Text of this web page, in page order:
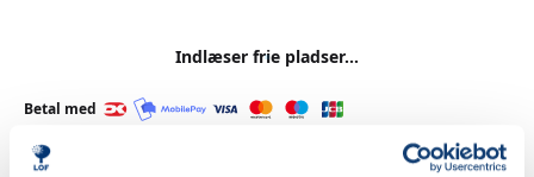
Indlæser frie pladser...
Betal med